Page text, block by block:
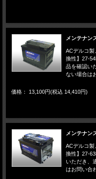
メンテナン
ACデルコ製
換性】27-
品を確認い
ない場合は
価格： 13,100円(税込 14,410円)
メンテナン
ACデルコ製
換性】27-
いただき、
はお問い合